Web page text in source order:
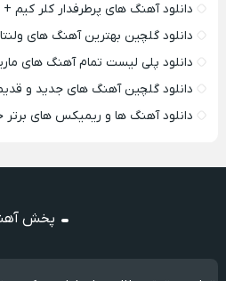
دانلود آهنگ های پرطرفدار کلر کیم
دانلود گلچین بهترین آهنگ های
دانلود پلی لیست تمام آهنگ های
دانلود گلچین آهنگ های جدید و
دانلود آهنگ ها و ریمیکس های برتر
پخش